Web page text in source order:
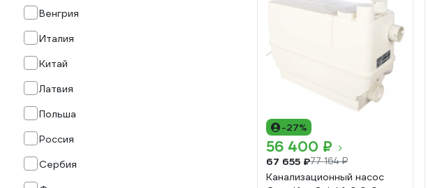
Венгрия
Италия
Китай
Латвия
Польша
Россия
Сербия
-27%
56 400 ₽
67 655 ₽77 164 ₽
Канализационный насос